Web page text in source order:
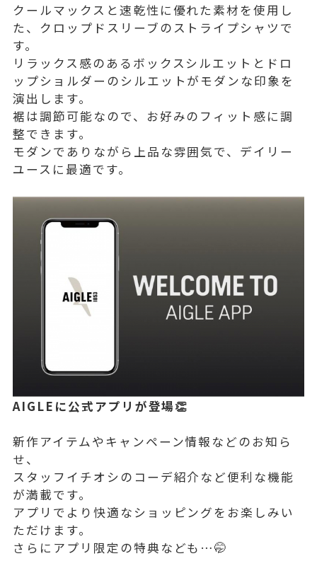
クールマックスと速乾性に優れた素材を使用し
た、クロップドスリーブのストライプシャツで
す。
リラックス感のあるボックスシルエットとドロ
ップショルダーのシルエットがモダンな印象を
演出します。
裾は調節可能なので、お好みのフィット感に調
整できます。
モダンでありながら上品な雰囲気で、デイリー
ユースに最適です。
AIGLEに公式アプリが登場👏
新作アイテムやキャンペーン情報などのお知ら
せ、
スタッフイチオシのコーデ紹介など便利な機能
が満載です。
アプリでより快適なショッピングをお楽しみい
ただけます。
さらにアプリ限定の特典なども…🤭